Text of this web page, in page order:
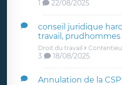
1 22/08/2025
conseil juridique
travail, prudhommes
Droit du travail
3 18/08/2025
Annulation de la CSP